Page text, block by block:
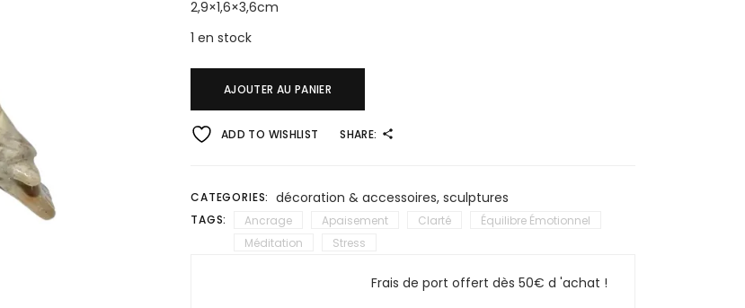
2,9×1,6×3,6cm
1 en stock
AJOUTER AU PANIER
ADD TO WISHLIST SHARE:
CATEGORIES: décoration & accessoires,sculptures
TAGS: Ancrage Apaisement Clarté
Équilibre Émotionnel
Méditation
Stress
Frais de port offert dès 50€ d 'achat !